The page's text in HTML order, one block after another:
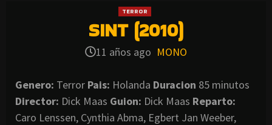
TERROR
SINT (2010)
11 años ago MONO
Genero: Terror Pais: Holanda Duracion 85 minutos
Director: Dick Maas Guion: Dick Maas Reparto:
Caro Lenssen, Cynthia Abma, Egbert Jan Weeber,